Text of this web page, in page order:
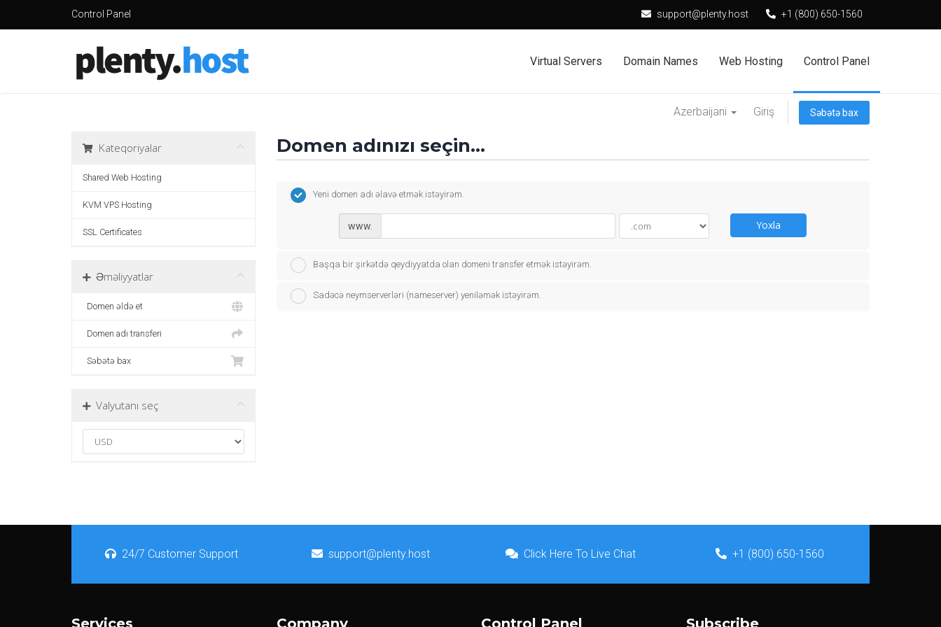
Control Panel support@plenty.host +1 (800) 650-1560
Virtual Servers Domain Names Web Hosting Control Panel
Azerbaijani Giriş Səbətə bax
Domen adınızı seçin...
Kateqoriyalar
Shared Web Hosting
KVM VPS Hosting
SSL Certificates
Əməliyyatlar
Domen əldə et
Domen adı transferi
Səbətə bax
Valyutanı seç
Yeni domen adı əlavə etmək istəyirəm.
www. Yoxla
Başqa bir şirkətdə qeydiyyatda olan domeni transfer etmək istəyirəm.
Sadəcə neymserverləri (nameserver) yeniləmək istəyirəm.
24/7 Customer Support support@plenty.host Click Here To Live Chat +1 (800) 650-1560
Services Company Control Panel Subscribe